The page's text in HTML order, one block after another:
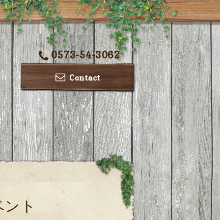
0573-54-3062
Contact
ト